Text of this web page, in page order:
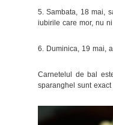
5. Sambata, 18 mai,
iubirile care mor, nu
6. Duminica, 19 mai,
Carnetelul de bal
sparanghel sunt exact